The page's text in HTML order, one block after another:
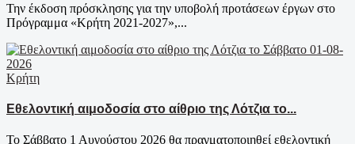
Την έκδοση πρόσκλησης για την υποβολή προτάσεων έργων στο
Πρόγραμμα «Κρήτη 2021-2027»,...
Κρήτη
Εθελοντική αιμοδοσία στο αίθριο της Λότζια το...
Το Σάββατο 1 Αυγούστου 2026 θα πραγματοποιηθεί εθελοντική